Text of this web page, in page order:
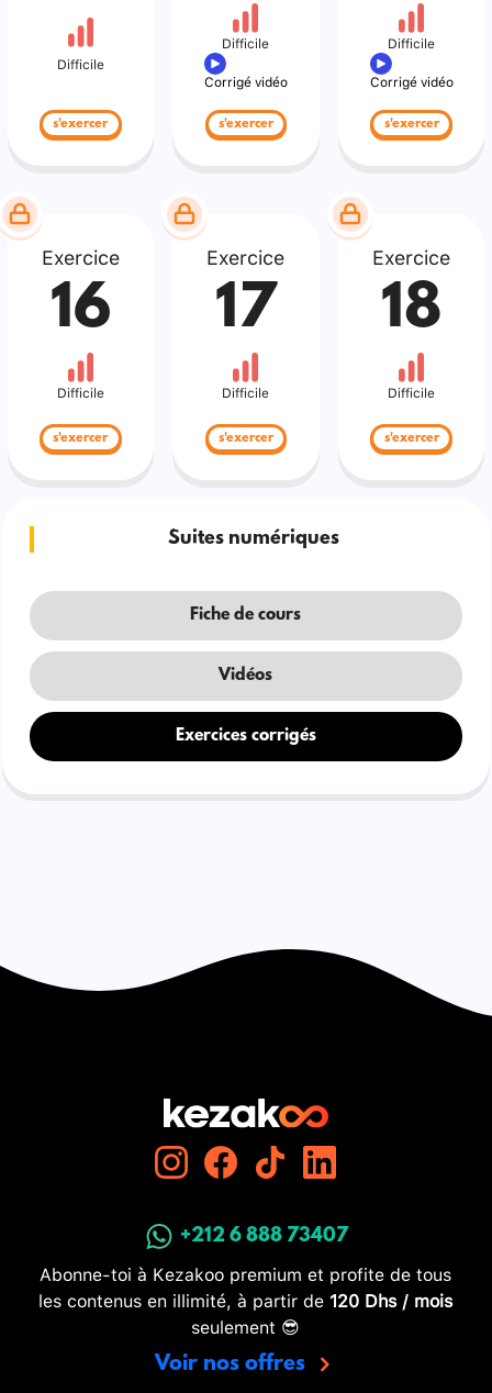
Difficile
s'exercer
Difficile
Corrigé vidéo
s'exercer
Difficile
Corrigé vidéo
s'exercer
Exercice
16
Difficile
s'exercer
Exercice
17
Difficile
s'exercer
Exercice
18
Difficile
s'exercer
Suites numériques
Fiche de cours
Vidéos
Exercices corrigés
+212 6 888 73407
Abonne-toi à Kezakoo premium et profite de tous
les contenus en illimité, à partir de 120 Dhs / mois
seulement 😎
Voir nos offres